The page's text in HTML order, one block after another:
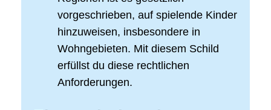
vorgeschrieben, auf spielende Kinder
hinzuweisen, insbesondere in
Wohngebieten. Mit diesem Schild
erfüllst du diese rechtlichen
Anforderungen.